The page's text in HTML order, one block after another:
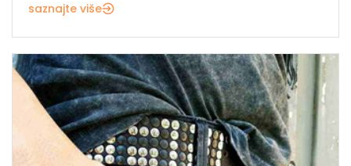
saznajte više